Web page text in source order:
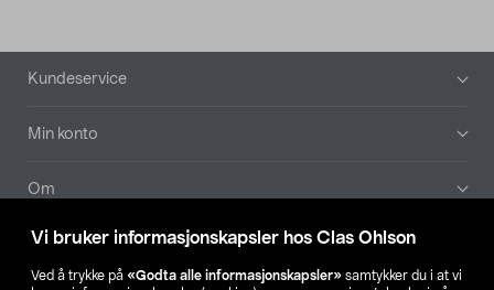
Vi bruker informasjonskapsler hos Clas Ohlson
Ved å trykke på «Godta alle informasjonskapsler» samtykker du i at vi
Bunntekst
Kundeservice
Min konto
Om
Aktuelt